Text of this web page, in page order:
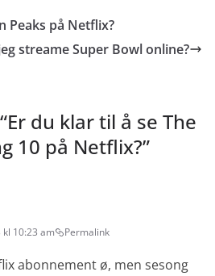
Peaks på Netflix?
streame Super Bowl online?
Er du klar til å se The
10 på Netflix?”
10:23 am Permalink
abonnement ø, men sesong